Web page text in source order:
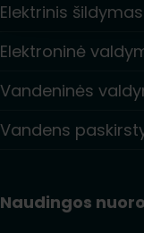
Elektrinis šildymas
Elektroninė
Vandeninės
Vandens
Naudingos